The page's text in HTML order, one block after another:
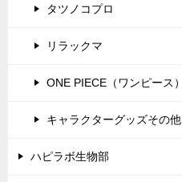
タツノコプロ
リラックマ
ONE PIECE（ワンピース）
キャラクターグッズその他
ハピラボ生物部